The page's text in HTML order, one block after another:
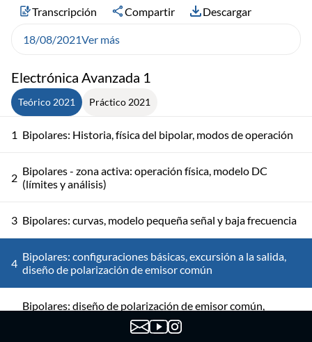
Electrónica Avanzada 1
Teórico 2021 Práctico 2021
1 Bipolares: Historia, física del bipolar, modos de operación
2 Bipolares - zona activa: operación física, modelo DC
(límites y análisis)
3 Bipolares: curvas, modelo pequeña señal y baja frecuencia
4 Bipolares: configuraciones básicas, excursión a la salida,
diseño de polarización de emisor común
Bipolares: diseño de polarización de emisor común,
modelo en saturación, resumen zonas de operación, MOS
Transcripción Compartir Descargar
18/08/2021Ver más